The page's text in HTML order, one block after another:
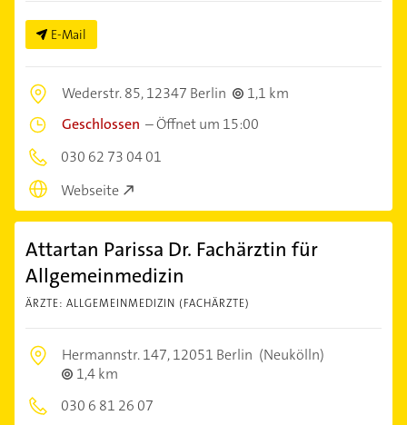
E-Mail
Wederstr. 85,12347 Berlin
1,1 km
Geschlossen –Öffnet um 15:00
030 62 73 04 01
Webseite
Attartan Parissa Dr. Fachärztin für
Allgemeinmedizin
ÄRZTE: ALLGEMEINMEDIZIN (FACHÄRZTE)
Hermannstr. 147,12051 Berlin (Neukölln)
1,4 km
030 6 81 26 07